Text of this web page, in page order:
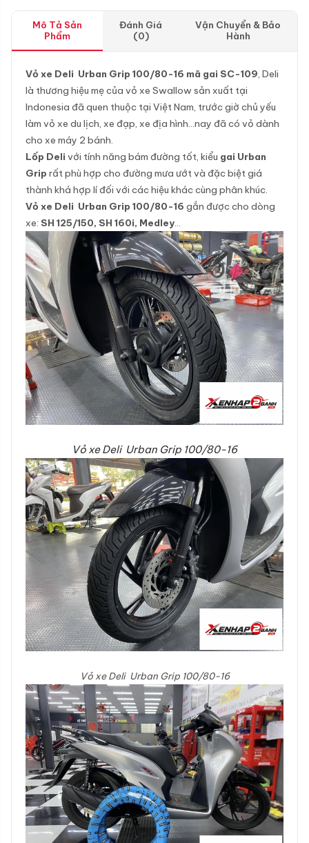
Mô Tả Sản
Phẩm
Đánh Giá
(0)
Vận Chuyển & Bảo
Hành
Vỏ xe Deli Urban Grip 100/80-16 mã gai SC-109, Deli
là thương hiệu mẹ của vỏ xe Swallow sản xuất tại
Indonesia đã quen thuộc tại Việt Nam, trước giờ chủ yếu
làm vỏ xe du lịch, xe đạp, xe địa hình…nay đã có vỏ dành
cho xe máy 2 bánh.
Lốp Deli với tính năng bám đường tốt, kiểu gai Urban
Grip rất phù hợp cho đường mưa ướt và đặc biệt giá
thành khá hợp lí đối với các hiệu khác cùng phân khúc.
Vỏ xe Deli Urban Grip 100/80-16 gắn được cho dòng
xe: SH 125/150, SH 160i, Medley…
Vỏ xe Deli Urban Grip 100/80-16
Vỏ xe Deli Urban Grip 100/80-16